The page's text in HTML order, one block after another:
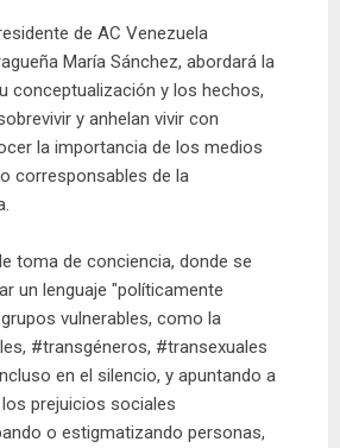
de AC Venezuela
María Sánchez, abordará la
conceptualización y los hechos,
y anhelan vivir con
la importancia de los medios
corresponsables de la
toma de conciencia, donde se
un lenguaje "políticamente
vulnerables, como la
#transgéneros, #transexuales
en el silencio, y apuntando a
prejuicios sociales
o estigmatizando personas,